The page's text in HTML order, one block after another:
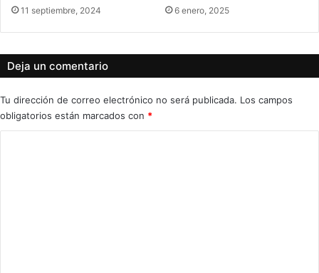
11 septiembre, 2024 6 enero, 2025
Deja un comentario
Tu dirección de correo electrónico no será publicada. Los campos
obligatorios están marcados con *